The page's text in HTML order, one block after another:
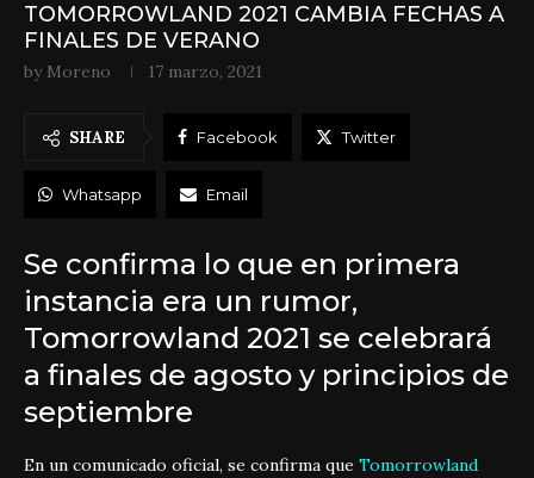
TOMORROWLAND 2021 CAMBIA FECHAS A
FINALES DE VERANO
by Moreno 17 marzo, 2021
SHARE Facebook Twitter
Whatsapp Email
Se confirma lo que en primera
instancia era un rumor,
Tomorrowland 2021 se celebrará
a finales de agosto y principios de
septiembre
En un comunicado oficial, se confirma que Tomorrowland